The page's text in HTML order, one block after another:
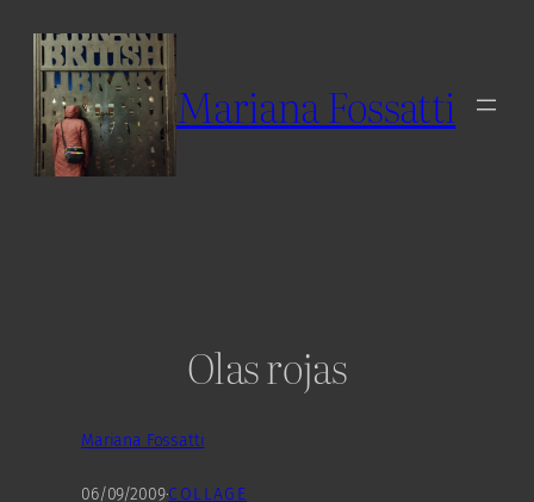
content
Mariana Fossatti
Olas rojas
Mariana Fossatti
06/09/2009·COLLAGE